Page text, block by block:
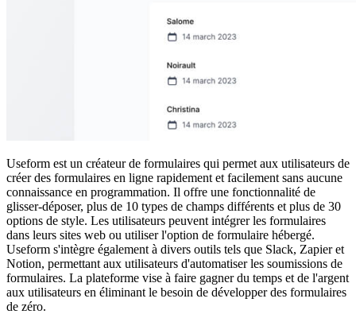
Useform est un créateur de formulaires qui permet aux utilisateurs de
créer des formulaires en ligne rapidement et facilement sans aucune
connaissance en programmation. Il offre une fonctionnalité de
glisser-déposer, plus de 10 types de champs différents et plus de 30
options de style. Les utilisateurs peuvent intégrer les formulaires
dans leurs sites web ou utiliser l'option de formulaire hébergé.
Useform s'intègre également à divers outils tels que Slack, Zapier et
Notion, permettant aux utilisateurs d'automatiser les soumissions de
formulaires. La plateforme vise à faire gagner du temps et de l'argent
aux utilisateurs en éliminant le besoin de développer des formulaires
de zéro.